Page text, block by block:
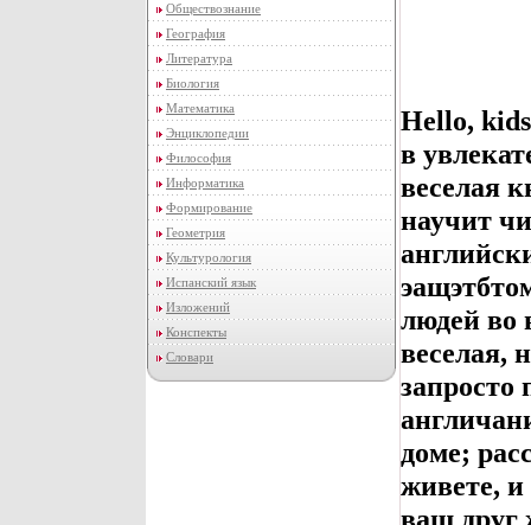
Обществознание
География
Литература
Биология
Математика
Энциклопедии
Философия
Информатика
Формирование
Геометрия
Культурология
Испанский язык
Изложений
Конспекты
Словари
Hello,
в
веселая
научит
людей во
веселая,
запросто
доме;
живете, и
ваш друг